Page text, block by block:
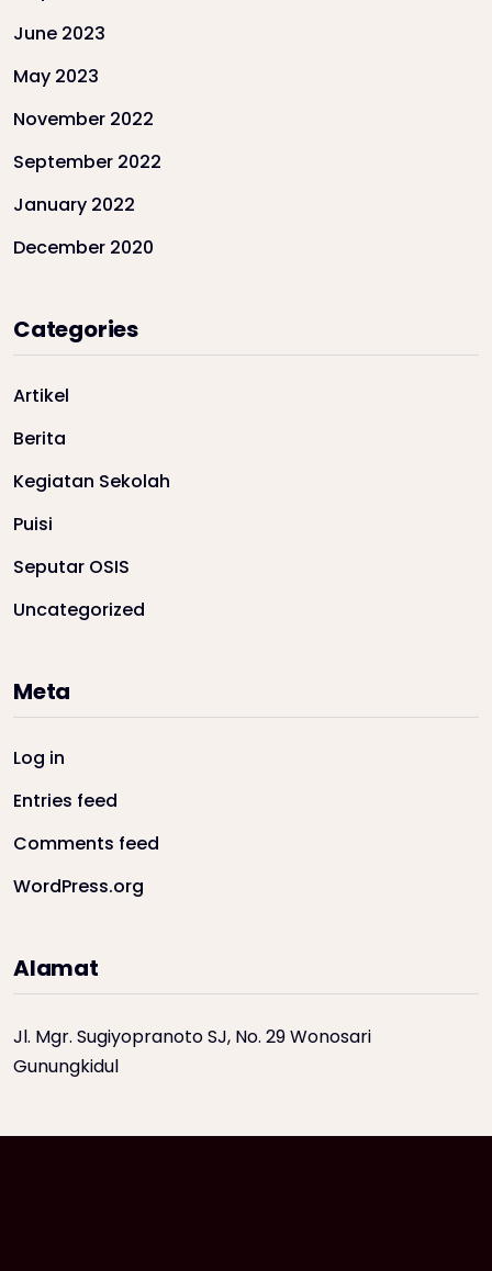
June 2023
May 2023
November 2022
September 2022
January 2022
December 2020
Categories
Artikel
Berita
Kegiatan Sekolah
Puisi
Seputar OSIS
Uncategorized
Meta
Log in
Entries feed
Comments feed
WordPress.org
Alamat
Jl. Mgr. Sugiyopranoto SJ, No. 29 Wonosari
Gunungkidul